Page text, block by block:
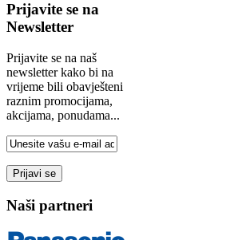
Prijavite se na
Newsletter
Prijavite se na naš
newsletter kako bi na
vrijeme bili obavješteni
raznim promocijama,
akcijama, ponudama...
Naši partneri